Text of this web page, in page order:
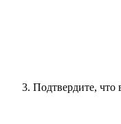
Подтвердите,